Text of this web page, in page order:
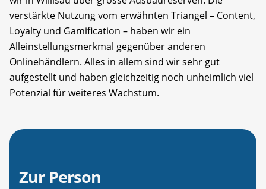
verstärkte Nutzung vom erwähnten Triangel – Content,
Loyalty und Gamification – haben wir ein
Alleinstellungsmerkmal gegenüber anderen
Onlinehändlern. Alles in allem sind wir sehr gut
aufgestellt und haben gleichzeitig noch unheimlich viel
Potenzial für weiteres Wachstum.
Zur Person